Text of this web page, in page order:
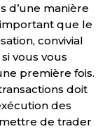
d’une manière
que le
convivial
vous vous
première fois.
doit
des
de trader